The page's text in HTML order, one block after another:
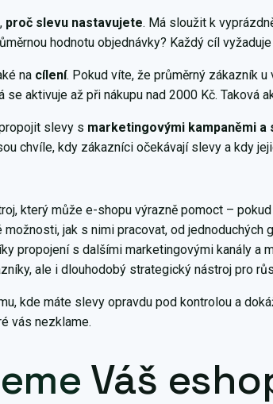
proč slevu nastavujete. Má sloužit k
hodnotu objednávky? Každý cíl
na cílení. Pokud víte, že průměrný zákazník
se aktivuje až při nákupu nad 2000 Kč. Taková
slevy s marketingovými kampaněmi a
chvíle, kdy zákazníci očekávají slevy a kdy
který může e-shopu výrazně pomoct –
možnosti, jak s nimi pracovat, od jednoduchých
propojení s dalšími marketingovými kanály
ale i dlouhodobý strategický nástroj pro
kde máte slevy opravdu pod kontrolou a
vás nezklame.
Váš